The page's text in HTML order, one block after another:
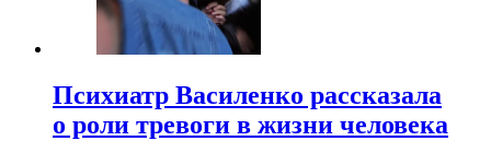
Психиатр Василенко рассказала
о роли тревоги в жизни человека